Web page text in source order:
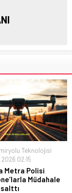
Teknolojisi
02:15
Metra Polisi
Müdahale